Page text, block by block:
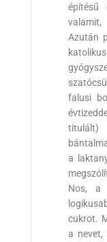
építésű
Azután
falusi
a
Nos, a
cukrot.
a